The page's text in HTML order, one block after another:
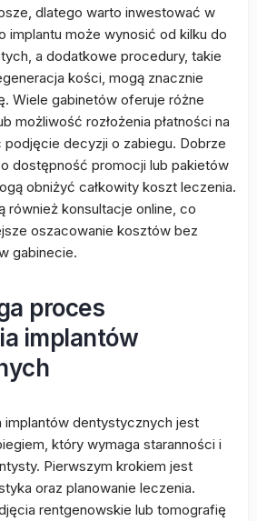
dlatego warto inwestować w
implantu może wynosić od kilku do
a dodatkowe procedury, takie
kości, mogą znacznie
Wiele gabinetów oferuje różne
możliwość rozłożenia płatności na
podjęcie decyzji o zabiegu. Dobrze
dostępność promocji lub pakietów
obniżyć całkowity koszt leczenia.
również konsultacje online, co
oszacowanie kosztów bez
gabinecie.
proces
implantów
implantów dentystycznych jest
który wymaga staranności i
Pierwszym krokiem jest
oraz planowanie leczenia.
rentgenowskie lub tomografię